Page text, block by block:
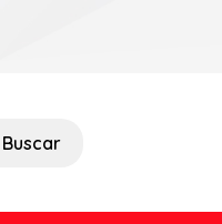
Buscar